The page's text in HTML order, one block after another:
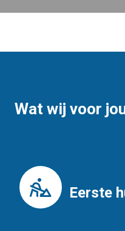
Wat wij voor
Eerste